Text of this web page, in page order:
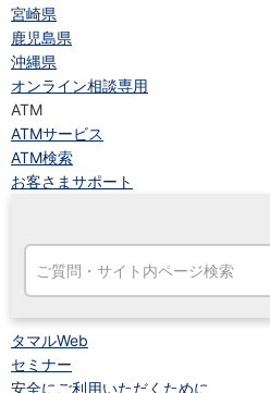
宮崎県
鹿児島県
沖縄県
オンライン相談専用
ATM
ATMサービス
ATM検索
お客さまサポート
タマルWeb
セミナー
安全にご利用いただくために